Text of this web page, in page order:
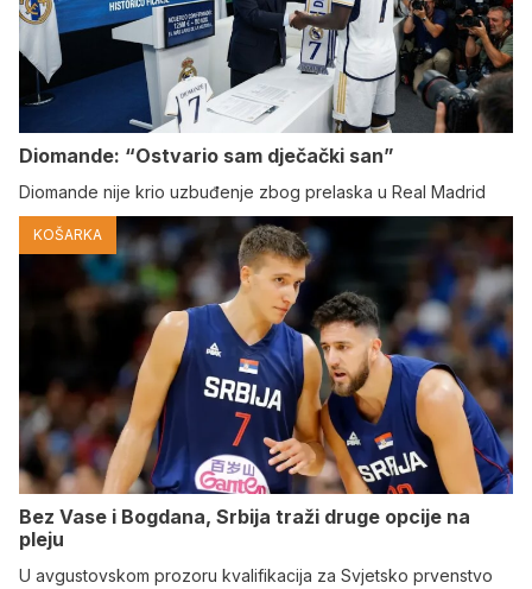
Diomande: “Ostvario sam dječački san”
Diomande nije krio uzbuđenje zbog prelaska u Real Madrid
KOŠARKA
Bez Vase i Bogdana, Srbija traži druge opcije na
pleju
U avgustovskom prozoru kvalifikacija za Svjetsko prvenstvo